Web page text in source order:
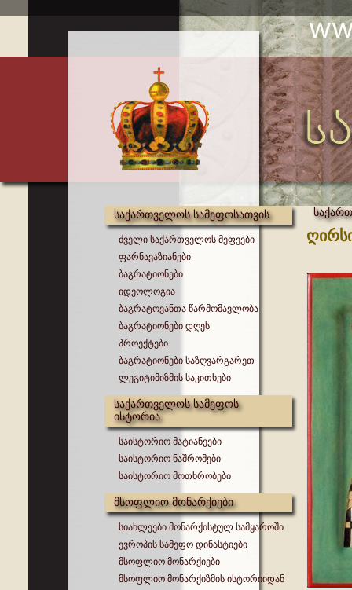
საქართველოს სამეფოსათვის
ძველი საქართველოს მეფეები
ფარნავაზიანები
ბაგრატიონები
იდეოლოგია
ბაგრატოვანთა წარმომავლობა
ბაგრატიონები დღეს
პროექტები
ბაგრატიონები საზღვარგარეთ
ლეგიტიმიზმის საკითხები
საქართველოს სამეფოს
ისტორია
საისტორიო მატიანეები
საისტორიო ნაშრომები
საისტორიო მოთხრობები
მსოფლიო მონარქიები
სიახლეები მონარქისტულ სამყაროში
ევროპის სამეფო დინასტიები
მსოფლიო მონარქიები
მსოფლიო მონარქიზმის ისტორიიდან